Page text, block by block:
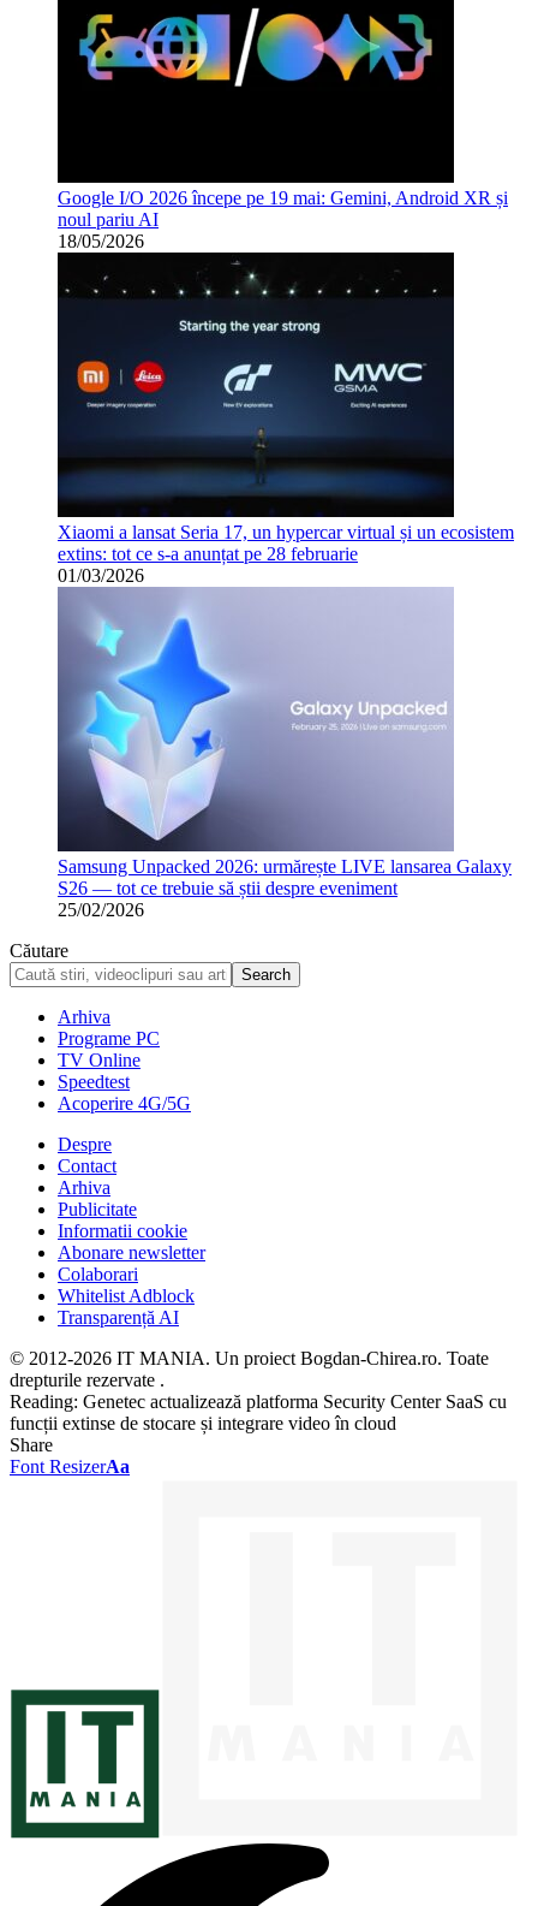
Google I/O 2026 începe pe 19 mai: Gemini, Android XR și
noul pariu AI
18/05/2026
Xiaomi a lansat Seria 17, un hypercar virtual și un ecosistem
extins: tot ce s-a anunțat pe 28 februarie
01/03/2026
Samsung Unpacked 2026: urmărește LIVE lansarea Galaxy
S26 — tot ce trebuie să știi despre eveniment
25/02/2026
Căutare
Arhiva
Programe PC
TV Online
Speedtest
Acoperire 4G/5G
Despre
Contact
Arhiva
Publicitate
Informatii cookie
Abonare newsletter
Colaborari
Whitelist Adblock
Transparență AI
© 2012-2026 IT MANIA. Un proiect Bogdan-Chirea.ro. Toate
drepturile rezervate .
Reading: Genetec actualizează platforma Security Center SaaS cu
funcții extinse de stocare și integrare video în cloud
Share
Font ResizerAa